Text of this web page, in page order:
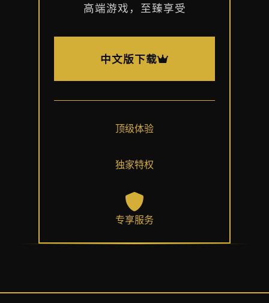
高端游戏，至臻享受
中文版下载
顶级体验
独家特权
专享服务